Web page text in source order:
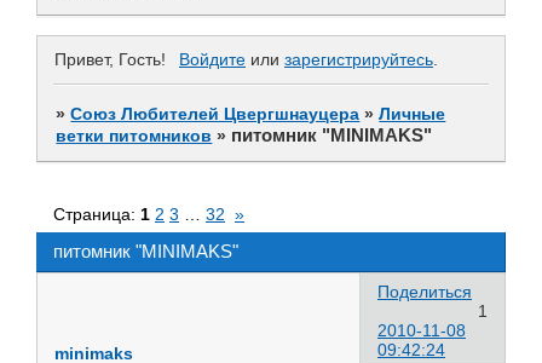
Привет, Гость! Войдите или зарегистрируйтесь.
»Союз Любителей Цвергшнауцера »Личные
ветки питомников » питомник "MINIMAKS"
питомник "MINIMAKS"
Страница: 1 2 3 32 »
Поделиться
1
2010-11-08
09:42:24
minimaks